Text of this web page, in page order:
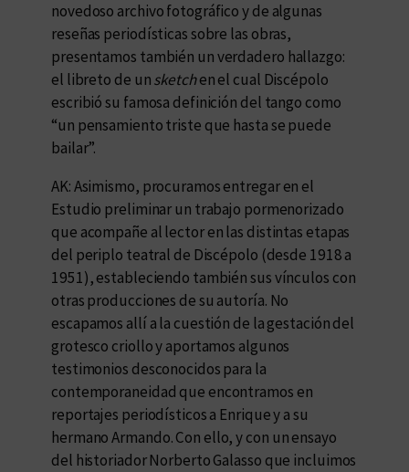
novedoso archivo fotográfico y de algunas
reseñas periodísticas sobre las obras,
presentamos también un verdadero hallazgo:
el libreto de unsketchen el cual Discépolo
escribió su famosa definición del tango como
“un pensamiento triste que hasta se puede
bailar”.
AK: Asimismo, procuramos entregar en el
Estudio preliminar un trabajo pormenorizado
que acompañe al lector en las distintas etapas
del periplo teatral de Discépolo (desde 1918 a
1951), estableciendo también sus vínculos con
otras producciones de su autoría. No
escapamos allí a la cuestión de la gestación del
grotesco criollo y aportamos algunos
testimonios desconocidos para la
contemporaneidad que encontramos en
reportajes periodísticos a Enrique y a su
hermano Armando. Con ello, y con un ensayo
del historiador Norberto Galasso que incluimos